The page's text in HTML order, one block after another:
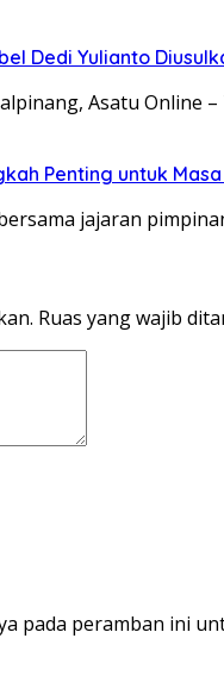
Dedi Yulianto
Asatu
Penting untuk
jajaran
Ruas yang wajib
pada peramban ini